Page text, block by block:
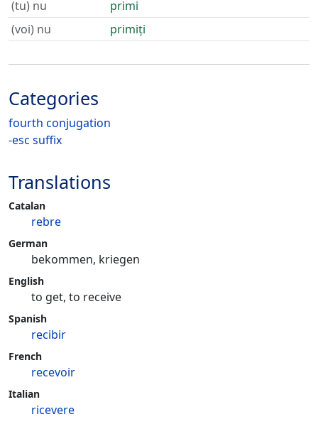
(tu) nu
primi
(voi) nu
primiți
Categories
fourth conjugation
-esc suffix
Translations
Catalan
rebre
German
bekommen, kriegen
English
to get, to receive
Spanish
recibir
French
recevoir
Italian
ricevere